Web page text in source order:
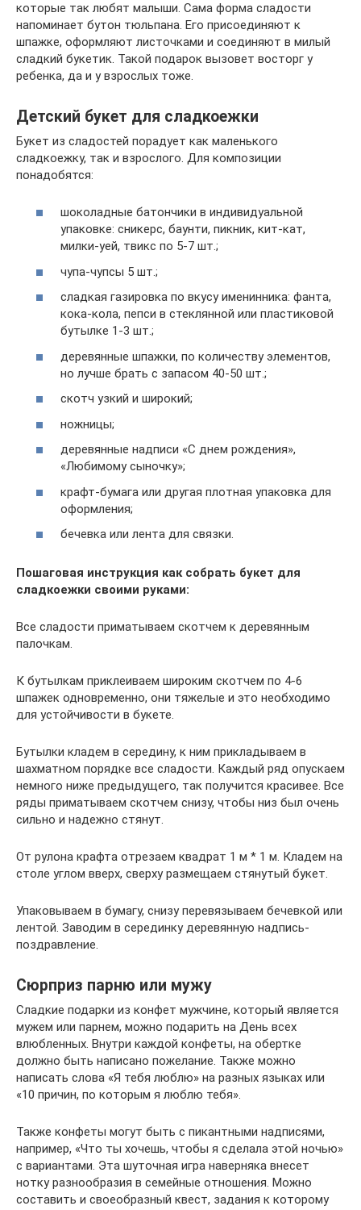
которые так любят малыши. Сама форма сладости
напоминает бутон тюльпана. Его присоединяют к
шпажке, оформляют листочками и соединяют в милый
сладкий букетик. Такой подарок вызовет восторг у
ребенка, да и у взрослых тоже.
Детский букет для сладкоежки
Букет из сладостей порадует как маленького
сладкоежку, так и взрослого. Для композиции
понадобятся:
шоколадные батончики в индивидуальной
упаковке: сникерс, баунти, пикник, кит-кат,
милки-уей, твикс по 5-7 шт.;
чупа-чупсы 5 шт.;
сладкая газировка по вкусу именинника: фанта,
кока-кола, пепси в стеклянной или пластиковой
бутылке 1-3 шт.;
деревянные шпажки, по количеству элементов,
но лучше брать с запасом 40-50 шт.;
скотч узкий и широкий;
ножницы;
деревянные надписи «С днем рождения»,
«Любимому сыночку»;
крафт-бумага или другая плотная упаковка для
оформления;
бечевка или лента для связки.
Пошаговая инструкция как собрать букет для
сладкоежки своими руками:
Все сладости приматываем скотчем к деревянным
палочкам.
К бутылкам приклеиваем широким скотчем по 4-6
шпажек одновременно, они тяжелые и это необходимо
для устойчивости в букете.
Бутылки кладем в середину, к ним прикладываем в
шахматном порядке все сладости. Каждый ряд опускаем
немного ниже предыдущего, так получится красивее. Все
ряды приматываем скотчем снизу, чтобы низ был очень
сильно и надежно стянут.
От рулона крафта отрезаем квадрат 1 м * 1 м. Кладем на
столе углом вверх, сверху размещаем стянутый букет.
Упаковываем в бумагу, снизу перевязываем бечевкой или
лентой. Заводим в серединку деревянную надпись-
поздравление.
Сюрприз парню или мужу
Сладкие подарки из конфет мужчине, который является
мужем или парнем, можно подарить на День всех
влюбленных. Внутри каждой конфеты, на обертке
должно быть написано пожелание. Также можно
написать слова «Я тебя люблю» на разных языках или
«10 причин, по которым я люблю тебя».
Также конфеты могут быть с пикантными надписями,
например, «Что ты хочешь, чтобы я сделала этой ночью»
с вариантами. Эта шуточная игра наверняка внесет
нотку разнообразия в семейные отношения. Можно
составить и своеобразный квест, задания к которому